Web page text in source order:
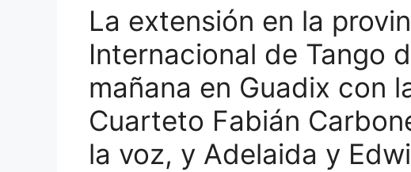
La extensión en la
Internacional de Tango
mañana en Guadix con
Cuarteto Fabián
la voz, y Adelaida y